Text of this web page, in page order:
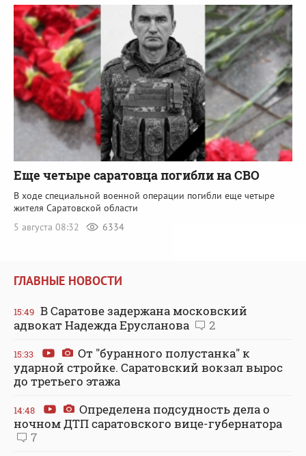
Еще четыре саратовца погибли на СВО
В ходе специальной военной операции погибли еще четыре
жителя Саратовской области
5 августа 08:32
6334
ГЛАВНЫЕ НОВОСТИ
15:49 В Саратове задержана московский
адвокат Надежда Ерусланова
2
15:33
От "буранного полустанка" к
ударной стройке. Саратовский вокзал вырос
до третьего этажа
14:48
Определена подсудность дела о
ночном ДТП саратовского вице-губернатора
7